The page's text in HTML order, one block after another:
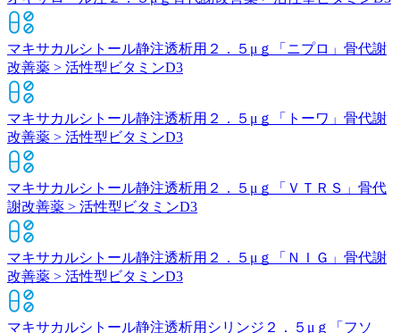
マキサカルシトール静注透析用２．５μｇ「ニプロ」 骨代謝
改善薬 > 活性型ビタミンD3
マキサカルシトール静注透析用２．５μｇ「トーワ」 骨代謝
改善薬 > 活性型ビタミンD3
マキサカルシトール静注透析用２．５μｇ「ＶＴＲＳ」 骨代
謝改善薬 > 活性型ビタミンD3
マキサカルシトール静注透析用２．５μｇ「ＮＩＧ」 骨代謝
改善薬 > 活性型ビタミンD3
マキサカルシトール静注透析用シリンジ２．５μｇ「フソ